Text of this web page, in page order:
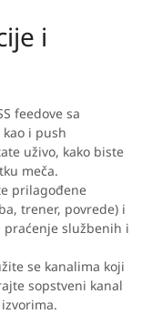
i
feedove sa
i push
uživo, kako biste
meča.
prilagođene
trener, povrede) i
praćenje službenih i
se kanalima koji
sopstveni kanal